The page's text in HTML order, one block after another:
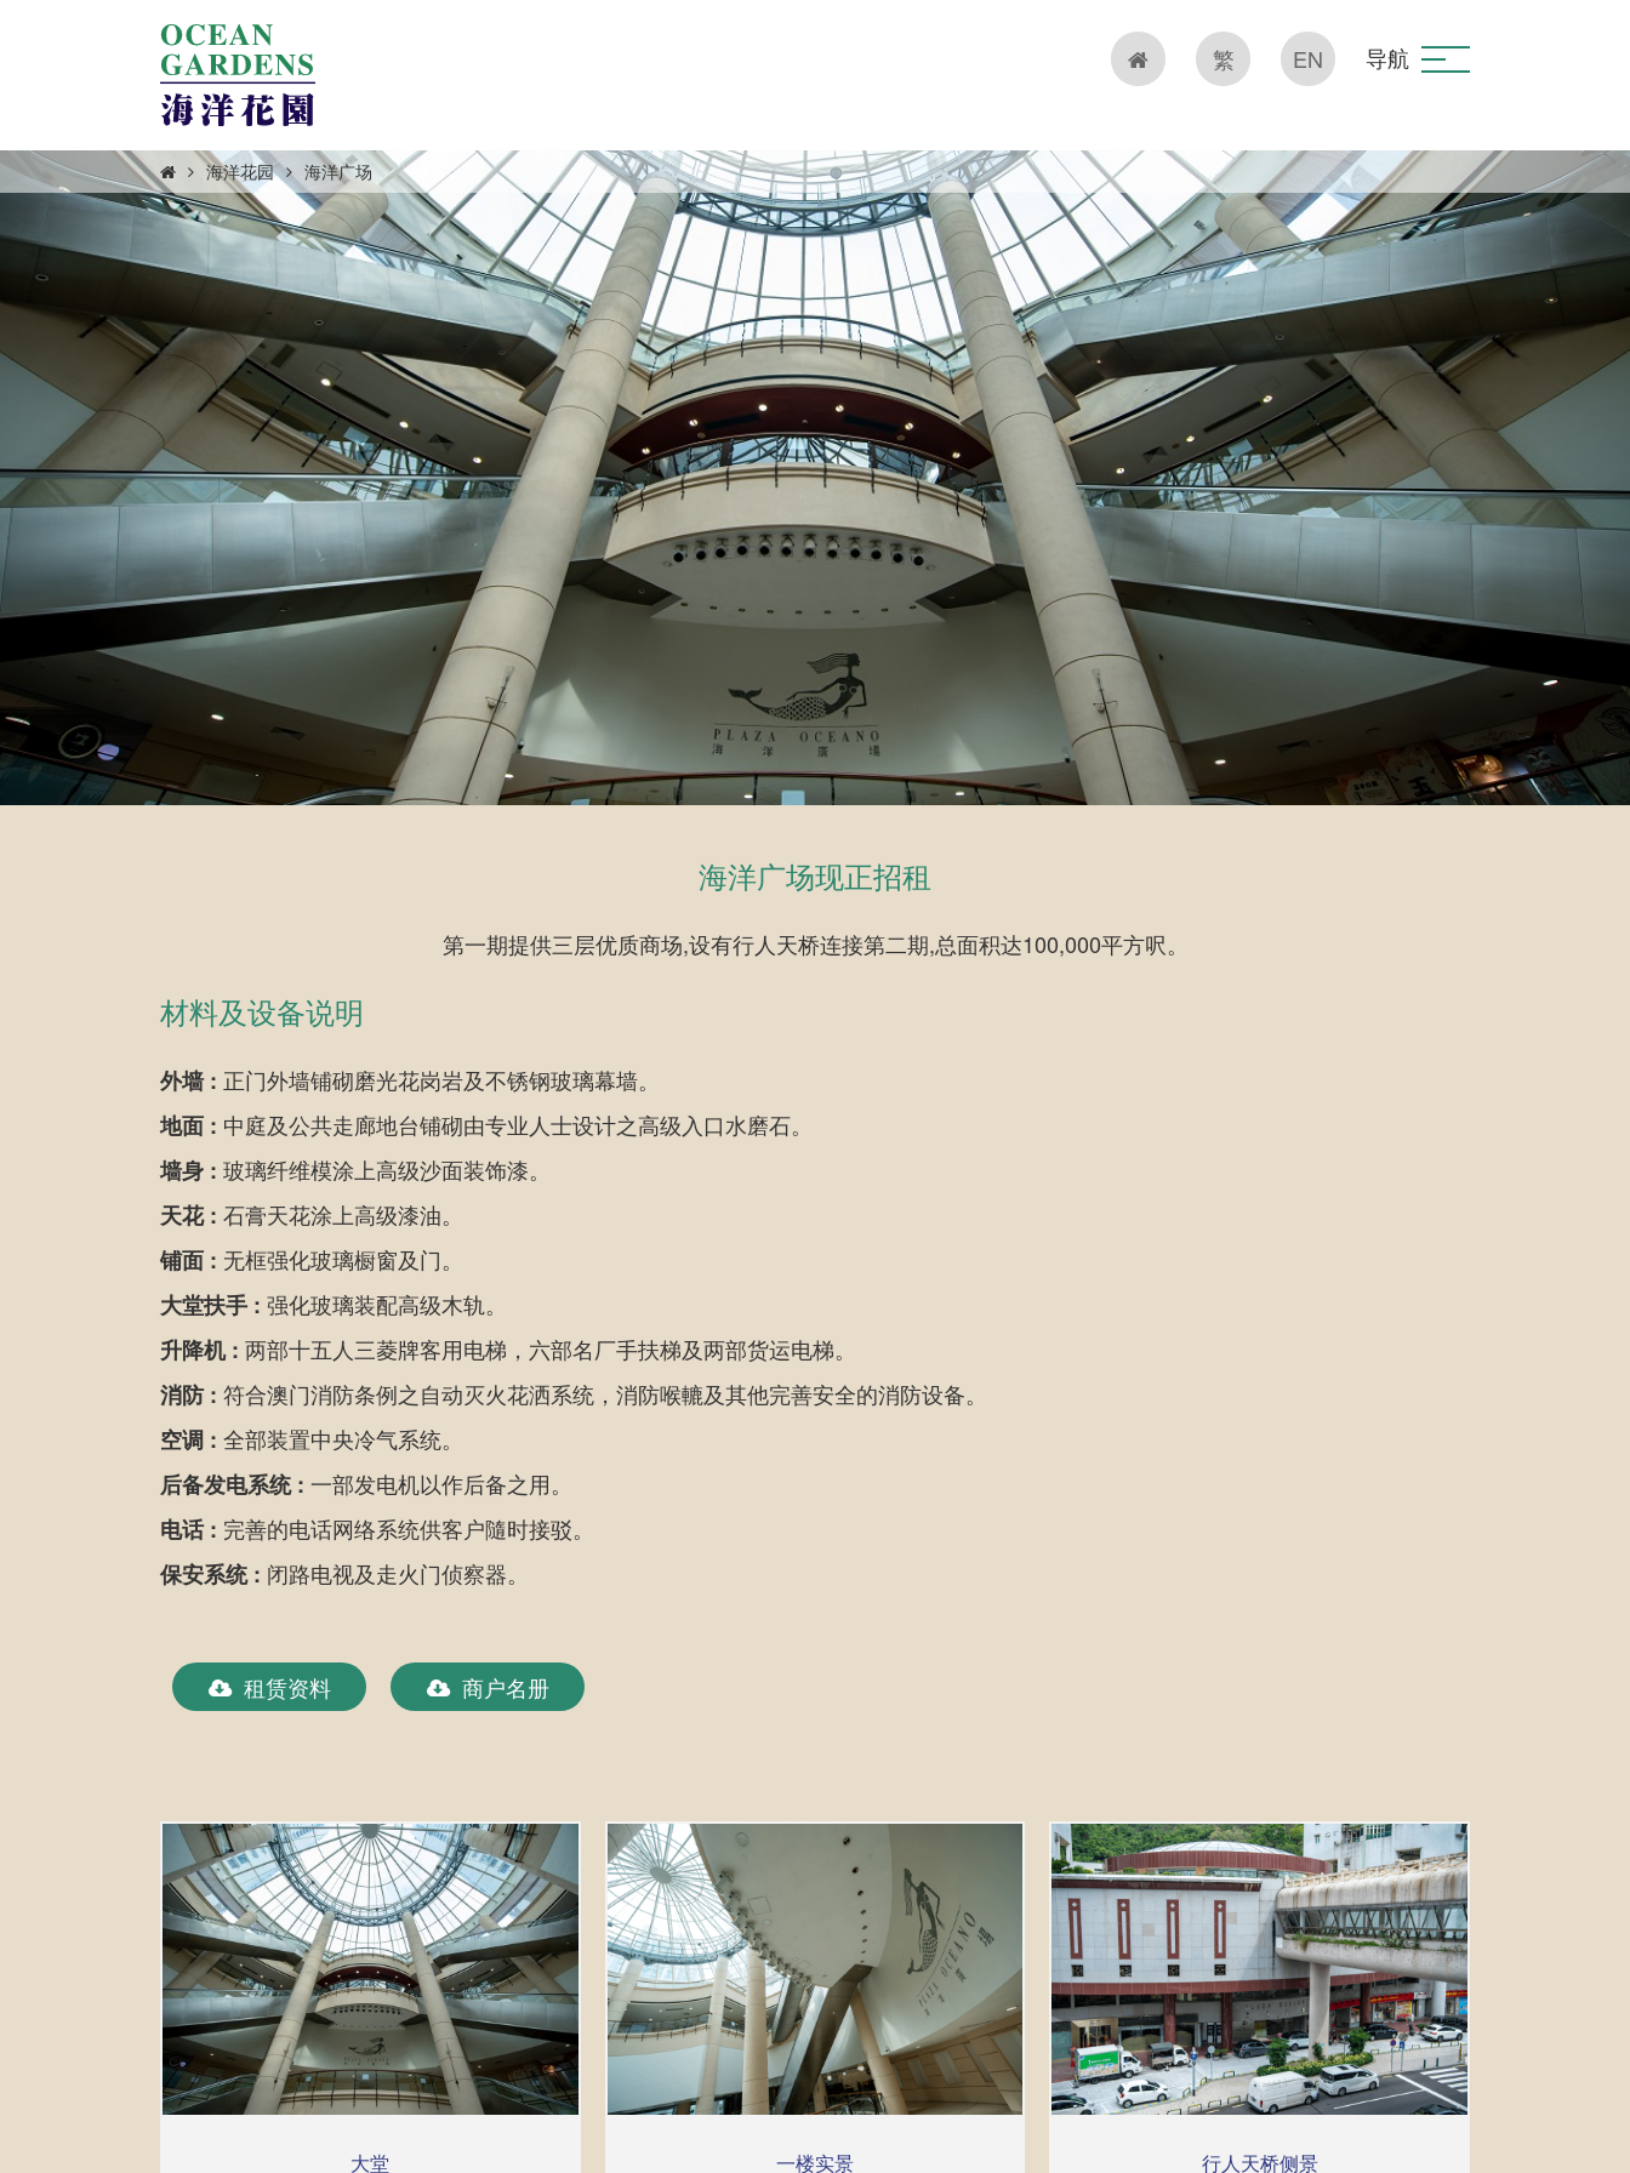
繁 EN 导航
海洋花园 海洋广场
海洋广场现正招租
第一期提供三层优质商场,设有行人天桥连接第二期,总面积达100,000平方呎。
材料及设备说明
外墙 : 正门外墙铺砌磨光花岗岩及不锈钢玻璃幕墙。
地面 : 中庭及公共走廊地台铺砌由专业人士设计之高级入口水磨石。
墙身 : 玻璃纤维模涂上高级沙面装饰漆。
天花 : 石膏天花涂上高级漆油。
铺面 : 无框强化玻璃橱窗及门。
大堂扶手 : 强化玻璃装配高级木轨。
升降机 : 两部十五人三菱牌客用电梯，六部名厂手扶梯及两部货运电梯。
消防 : 符合澳门消防条例之自动灭火花洒系统，消防喉轆及其他完善安全的消防设备。
空调 : 全部装置中央冷气系统。
后备发电系统 : 一部发电机以作后备之用。
电话 : 完善的电话网络系统供客户隨时接驳。
保安系统 : 闭路电视及走火门侦察器。
租赁资料 商户名册
大堂 一楼实景 行人天桥侧景